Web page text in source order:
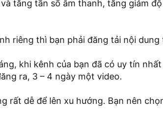
tăng tần số âm thanh, tăng giảm
riêng thì bạn phải đăng tải nội
khi kênh của bạn đã có uy tín
ra, 3 – 4 ngày một video.
rất dễ để lên xu hướng. Bạn nên